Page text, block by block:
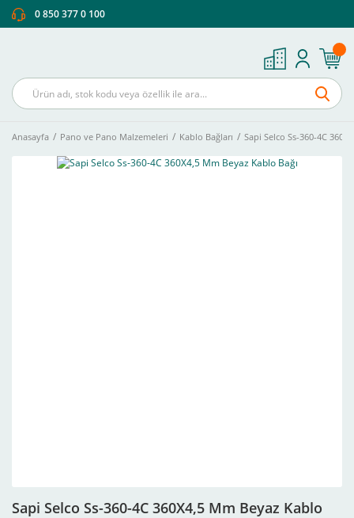
0 850 377 0 100
Anasayfa Pano ve Pano Malzemeleri Kablo Bağları Sapi Selco Ss-360-4C
Sapi Selco Ss-360-4C 360X4,5 Mm Beyaz Kablo